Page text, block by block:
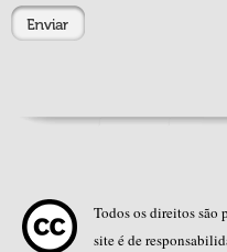
Todos os direitos são
site é de